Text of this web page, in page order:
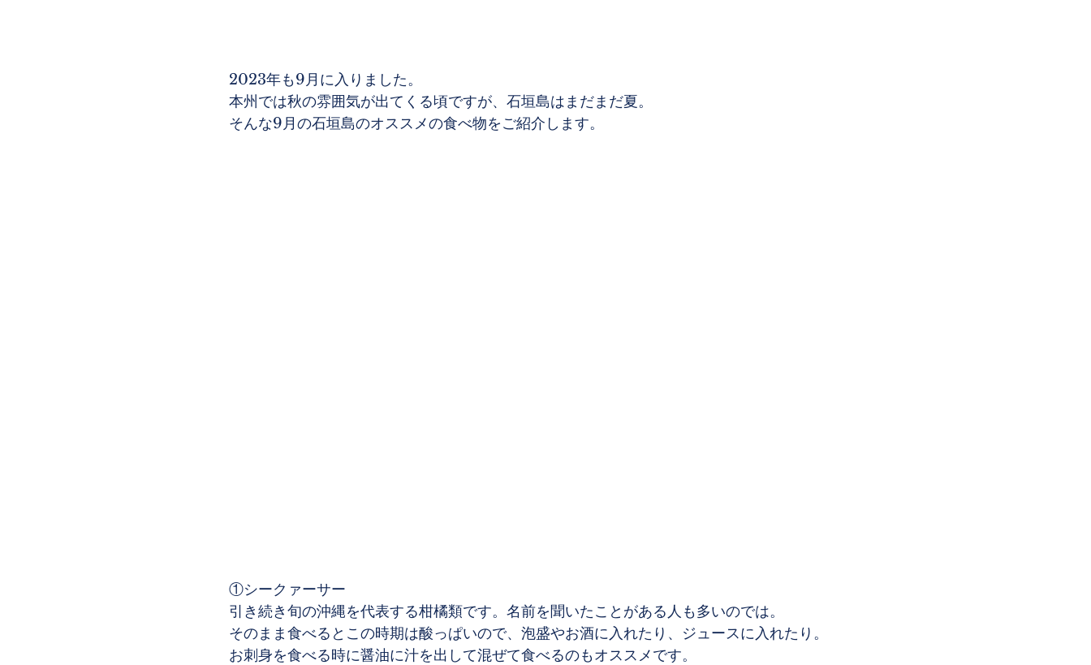
2023年も9月に入りました。
本州では秋の雰囲気が出てくる頃ですが、石垣島はまだまだ夏。
そんな9月の石垣島のオススメの食べ物をご紹介します。
①シークァーサー
引き続き旬の沖縄を代表する柑橘類です。名前を聞いたことがある人も多いのでは。
そのまま食べるとこの時期は酸っぱいので、泡盛やお酒に入れたり、ジュースに入れたり。
お刺身を食べる時に醤油に汁を出して混ぜて食べるのもオススメです。